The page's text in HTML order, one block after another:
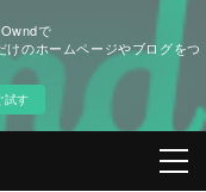
で
けのホームページやブログをつ
試す